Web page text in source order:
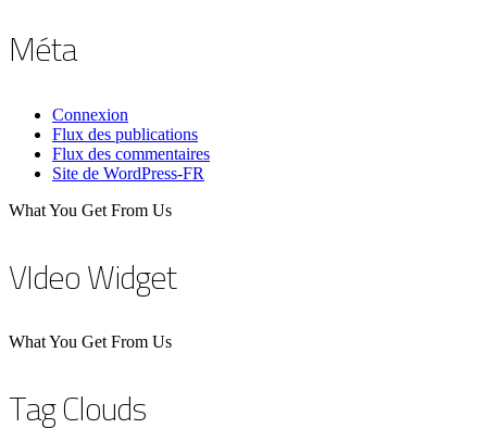
Méta
Connexion
Flux des publications
Flux des commentaires
Site de WordPress-FR
What You Get From Us
VIdeo Widget
What You Get From Us
Tag Clouds